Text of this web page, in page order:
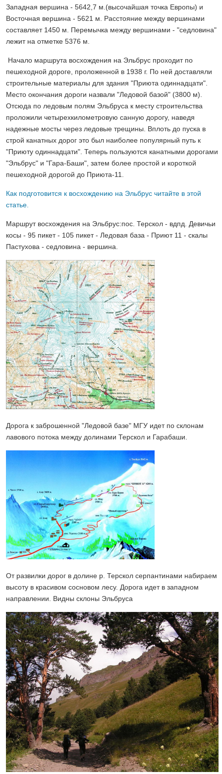
Западная вершина - 5642,7 м.(высочайшая точка Европы) и
Восточная вершина - 5621 м. Расстояние между вершинами
составляет 1450 м. Перемычка между вершинами - "седловина"
лежит на отметке 5376 м.
Начало маршрута восхождения на Эльбрус проходит по
пешеходной дороге, проложенной в 1938 г. По ней доставляли
строительные материалы для здания "Приюта одиннадцати".
Место окончания дороги назвали "Ледовой базой" (3800 м).
Отсюда по ледовым полям Эльбруса к месту строительства
проложили четырехкилометровую санную дорогу, наведя
надежные мосты через ледовые трещины. Вплоть до пуска в
строй канатных дорог это был наиболее популярный путь к
"Приюту одиннадцати". Теперь пользуются канатными дорогами
"Эльбрус" и "Гара-Баши", затем более простой и короткой
пешеходной дорогой до Приюта-11.
Как подготовится к восхождению на Эльбрус читайте в этой
статье.
Маршрут восхождения на Эльбрус:пос. Терскол - вдпд. Девичьи
косы - 95 пикет - 105 пикет - Ледовая база - Приют 11 - скалы
Пастухова - седловина - вершина.
Дорога к заброшенной "Ледовой базе" МГУ идет по склонам
лавового потока между долинами Терскол и Гарабаши.
От развилки дорог в долине р. Терскол серпантинами набираем
высоту в красивом сосновом лесу. Дорога идет в западном
направлении. Видны склоны Эльбруса